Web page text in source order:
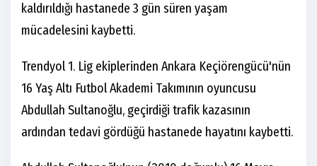
kaldırıldığı hastanede 3 gün süren yaşam
mücadelesini kaybetti.
Trendyol 1. Lig ekiplerinden Ankara Keçiörengücü'nün
16 Yaş Altı Futbol Akademi Takımının oyuncusu
Abdullah Sultanoğlu, geçirdiği trafik kazasının
ardından tedavi gördüğü hastanede hayatını kaybetti.